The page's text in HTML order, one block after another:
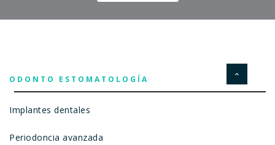
ODONTO ESTOMATOLOGÍA
Implantes dentales
Periodoncia avanzada